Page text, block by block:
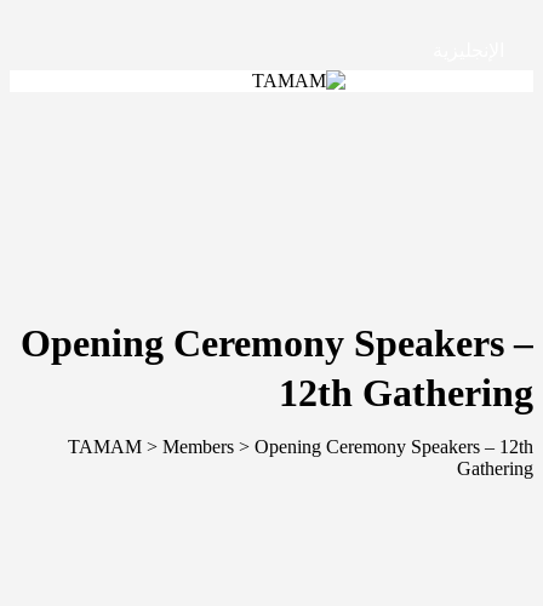
Opening Ceremony Speakers –
12th Gathering
TAMAM > Members > Opening Ceremony Speakers – 12th
Gathering